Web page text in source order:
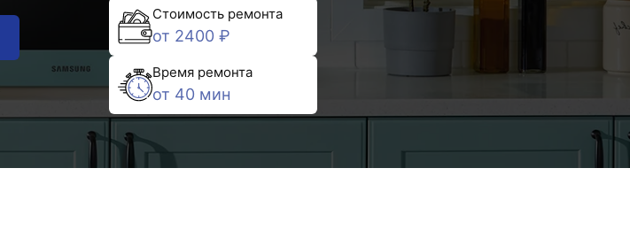
Стоимость ремонта
от 2400 ₽
Время ремонта
от 40 мин